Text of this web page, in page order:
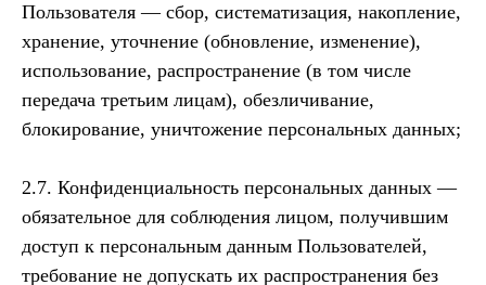
Пользователя — сбор, систематизация, накопление,
хранение, уточнение (обновление, изменение),
использование, распространение (в том числе
передача третьим лицам), обезличивание,
блокирование, уничтожение персональных данных;
2.7. Конфиденциальность персональных данных —
обязательное для соблюдения лицом, получившим
доступ к персональным данным Пользователей,
требование не допускать их распространения без